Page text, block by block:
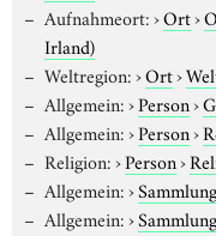
Aufnahmeort:›Ort›
Irland)
Weltregion:›Ort›
Allgemein:›Person›
Allgemein:›Person›
Religion:›Person›
Allgemein:›Sammlung
Allgemein:›